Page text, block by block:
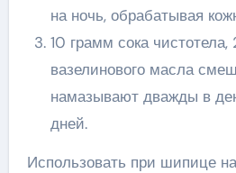
на ночь, обрабатывая
10 грамм сока
вазелинового масла
намазывают дважды в
дней.
Использовать при шипице